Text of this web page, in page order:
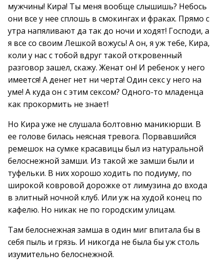
мужчины! Кира! Ты меня вообще слышишь? Небось
они все у нее сплошь в смокингах и фраках. Прямо с
утра напяливают да так до ночи и ходят! Господи, а
я все со своим Лешкой вожусь! А он, я уж тебе, Кира,
коли у нас с тобой вдруг такой откровенный
разговор зашел, скажу. Женат он! И ребенок у него
имеется! А денег нет ни черта! Один секс у него на
уме! А куда он с этим сексом? Одного-то младенца
как прокормить не знает!
Но Кира уже не слушала болтовню маникюрши. В
ее голове билась неясная тревога. Порвавшийся
ремешок на сумке красавицы был из натуральной
белоснежной замши. Из такой же замши были и
туфельки. В них хорошо ходить по подиуму, по
широкой ковровой дорожке от лимузина до входа
в элитный ночной клуб. Или уж на худой конец по
кафелю. Но никак не по городским улицам.
Там белоснежная замша в один миг впитала бы в
себя пыль и грязь. И никогда не была бы уж столь
изумительно белоснежной.